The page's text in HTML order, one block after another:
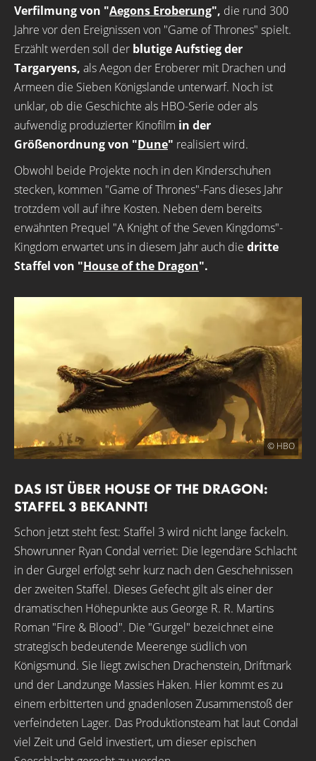
Verfilmung von "Aegons Eroberung", die rund 300
Jahre vor den Ereignissen von "Game of Thrones" spielt.
Erzählt werden soll der blutige Aufstieg der
Targaryens, als Aegon der Eroberer mit Drachen und
Armeen die Sieben Königslande unterwarf. Noch ist
unklar, ob die Geschichte als HBO-Serie oder als
aufwendig produzierter Kinofilm in der
Größenordnung von "Dune" realisiert wird.
Obwohl beide Projekte noch in den Kinderschuhen
stecken, kommen "Game of Thrones"-Fans dieses Jahr
trotzdem voll auf ihre Kosten. Neben dem bereits
erwähnten Prequel "A Knight of the Seven Kingdoms"-
Kingdom erwartet uns in diesem Jahr auch die dritte
Staffel von "House of the Dragon".
© HBO
DAS IST ÜBER HOUSE OF THE DRAGON:
STAFFEL 3 BEKANNT!
Schon jetzt steht fest: Staffel 3 wird nicht lange fackeln.
Showrunner Ryan Condal verriet: Die legendäre Schlacht
in der Gurgel erfolgt sehr kurz nach den Geschehnissen
der zweiten Staffel. Dieses Gefecht gilt als einer der
dramatischen Höhepunkte aus George R. R. Martins
Roman "Fire & Blood". Die "Gurgel" bezeichnet eine
strategisch bedeutende Meerenge südlich von
Königsmund. Sie liegt zwischen Drachenstein, Driftmark
und der Landzunge Massies Haken. Hier kommt es zu
einem erbitterten und gnadenlosen Zusammenstoß der
verfeindeten Lager. Das Produktionsteam hat laut Condal
viel Zeit und Geld investiert, um dieser epischen